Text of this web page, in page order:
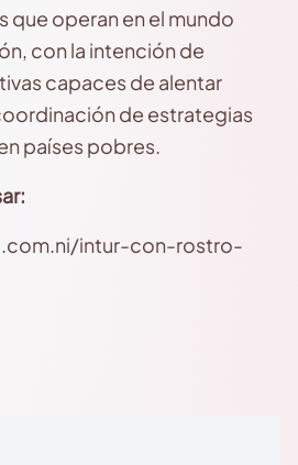
que operan en el mundo
con la intención de
capaces de alentar
de estrategias
países pobres.
intur-con-rostro-